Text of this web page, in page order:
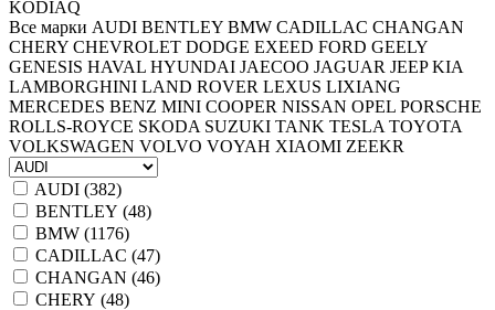
KODIAQ
Все марки AUDI BENTLEY BMW CADILLAC CHANGAN
CHERY CHEVROLET DODGE EXEED FORD GEELY
GENESIS HAVAL HYUNDAI JAECOO JAGUAR JEEP KIA
LAMBORGHINI LAND ROVER LEXUS LIXIANG
MERCEDES BENZ MINI COOPER NISSAN OPEL PORSCHE
ROLLS-ROYCE SKODA SUZUKI TANK TESLA TOYOTA
VOLKSWAGEN VOLVO VOYAH XIAOMI ZEEKR
AUDI (382)
BENTLEY (48)
BMW (1176)
CADILLAC (47)
CHANGAN (46)
CHERY (48)